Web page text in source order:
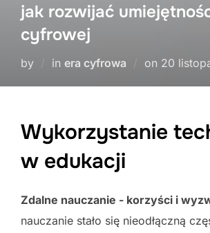
jak rozwijać
cyfrowej
by in era cyfrowa on Posted
20
Wykorzystanie
w edukacji
Zdalne nauczanie - korzyści i
nauczanie stało się nieodłączną